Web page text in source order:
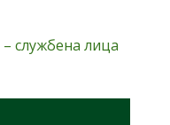
службена лица